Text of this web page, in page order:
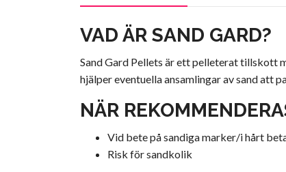
VAD ÄR SAND GARD?
Sand Gard Pellets är ett pelleterat tillskott
hjälper eventuella ansamlingar av sand att
NÄR
Vid bete på sandiga marker/i hårt
Risk för sandkolik